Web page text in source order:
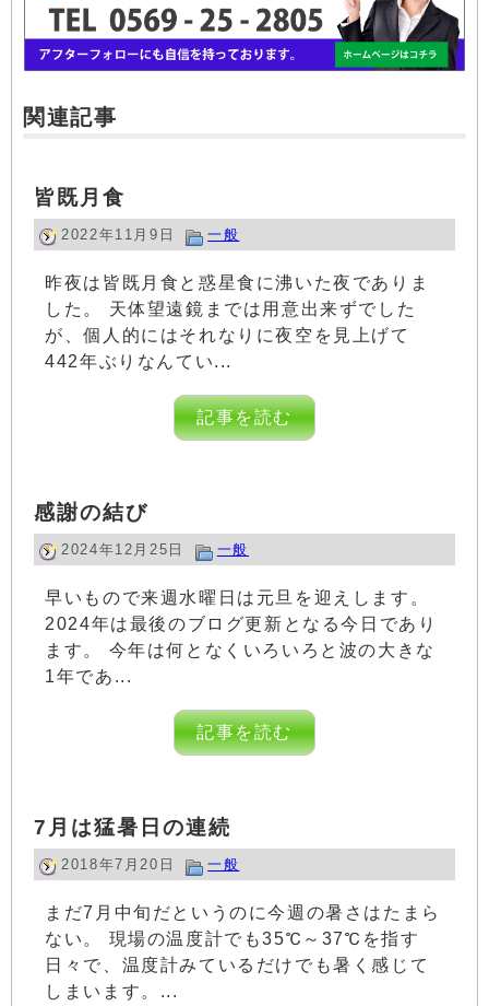
関連記事
皆既月食
2022年11月9日 一般
昨夜は皆既月食と惑星食に沸いた夜でありま
した。 天体望遠鏡までは用意出来ずでした
が、個人的にはそれなりに夜空を見上げて
442年ぶりなんてい...
記事を読む
感謝の結び
2024年12月25日 一般
早いもので来週水曜日は元旦を迎えします。
2024年は最後のブログ更新となる今日であり
ます。 今年は何となくいろいろと波の大きな
1年であ...
記事を読む
7月は猛暑日の連続
2018年7月20日 一般
まだ7月中旬だというのに今週の暑さはたまら
ない。 現場の温度計でも35℃～37℃を指す
日々で、温度計みているだけでも暑く感じて
しまいます。...